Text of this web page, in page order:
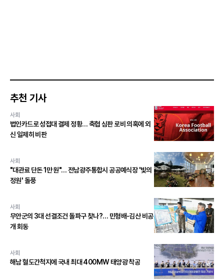
추천 기사
사회
법인카드로 성접대 결제 정황… 축협 심판 로비 의혹에 외
신 일제히 비판
사회
"대관료 단돈 1만 원"… 전남광주통합시 공공예식장 '빛의
정원' 돌풍
사회
무안군의 3대 선결조건 돌파구 찾나?… 민형배-김산 비공
개 회동
사회
해남 혈도간척지에 국내 최대 400MW 태양광 착공